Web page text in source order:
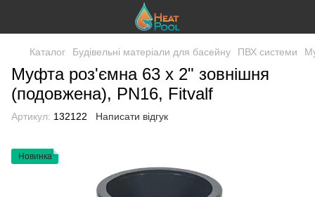
Каталог Будівельні матеріали для басейну ПВХ системи
Муфта роз'ємна 63 х 2" зовнішня
(подовжена), PN16, Fitvalf
Артикул: 132122 Написати відгук
Новинка